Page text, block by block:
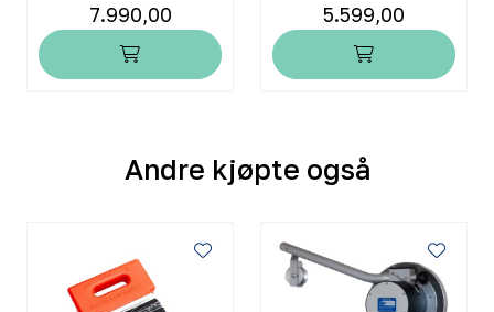
7.990,00 5.599,00
Andre kjøpte også